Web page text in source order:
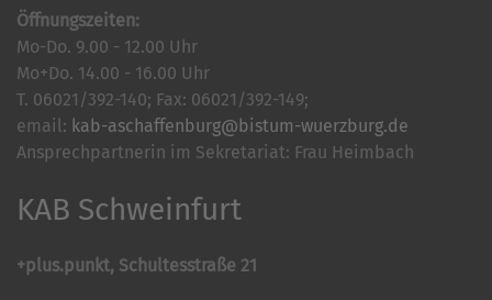
Öffnungszeiten:
Mo-Do. 9.00 - 12.00 Uhr
Mo+Do. 14.00 - 16.00 Uhr
T. 06021/392-140; Fax: 06021/392-149;
email: kab-aschaffenburg@bistum-wuerzburg.de
Ansprechpartnerin im Sekretariat: Frau Heimbach
KAB Schweinfurt
+plus.punkt, Schultesstraße 21